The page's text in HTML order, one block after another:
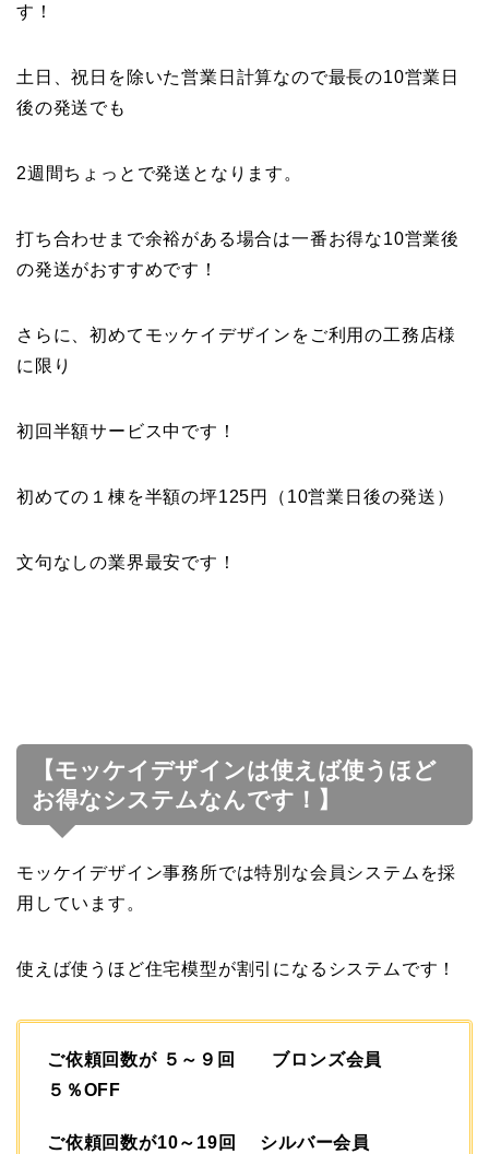
す！
土日、祝日を除いた営業日計算なので最長の10営業日
後の発送でも
2週間ちょっとで発送となります。
打ち合わせまで余裕がある場合は一番お得な10営業後
の発送がおすすめです！
さらに、初めてモッケイデザインをご利用の工務店様
に限り
初回半額サービス中です！
初めての１棟を半額の坪125円（10営業日後の発送）
文句なしの業界最安です！
【モッケイデザインは使えば使うほど
お得なシステムなんです！】
モッケイデザイン事務所では特別な会員システムを採
用しています。
使えば使うほど住宅模型が割引になるシステムです！
ご依頼回数が ５～９回 ブロンズ会員
５％OFF
ご依頼回数が10～19回 シルバー会員